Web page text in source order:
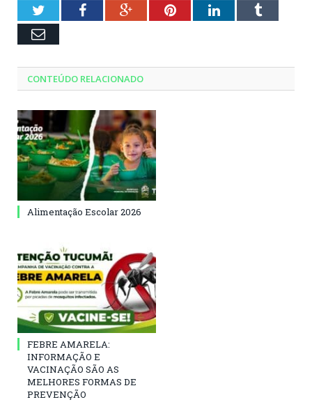
TwitterFacebookGoogle+PinterestLinkedInTumblr
Email
CONTEÚDO RELACIONADO
Alimentação Escolar 2026
FEBRE AMARELA:
INFORMAÇÃO E
VACINAÇÃO SÃO AS
MELHORES FORMAS DE
PREVENÇÃO